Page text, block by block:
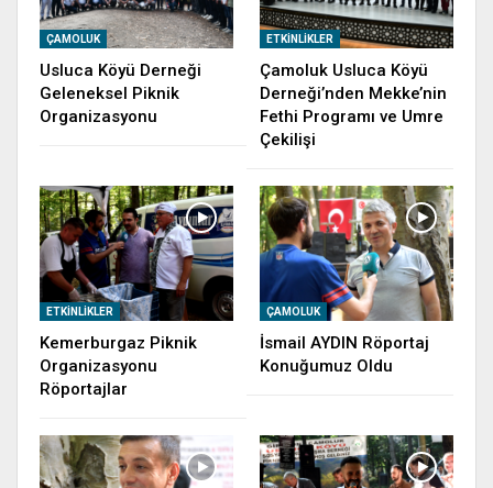
ÇAMOLUK
Usluca Köyü Derneği
Geleneksel Piknik
Organizasyonu
ETKINLIKLER
Çamoluk Usluca Köyü
Derneği’nden Mekke’nin
Fethi Programı ve Umre
Çekilişi
ETKINLIKLER
Kemerburgaz Piknik
Organizasyonu
Röportajlar
ÇAMOLUK
İsmail AYDIN Röportaj
Konuğumuz Oldu